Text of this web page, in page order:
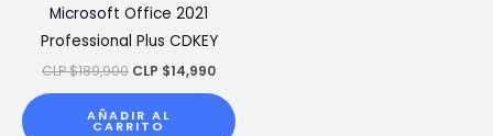
Microsoft Office 2021
Professional Plus CDKEY
CLP $189,900 CLP $14,990
AÑADIR AL
CARRITO